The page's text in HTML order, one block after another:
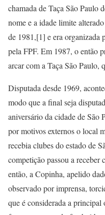
chamada de Taça São Paulo
nome e a idade limite
de 1981,[1] e era organizada
pela FPF. Em 1987, o então
arcar com a Taça São Paulo,
Disputada desde 1969,
modo que a final seja
aniversário da cidade de São
por motivos externos o local
recebia clubes do estado de
competição passou a
então, a Copinha, apelido
observado por imprensa,
que é considerada a